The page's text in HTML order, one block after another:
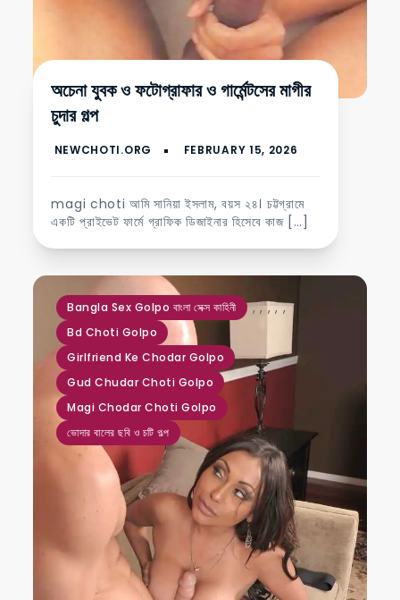
অচেনা যুবক ও ফটোগ্রাফার ও গার্মেন্টসের মাগীর
চুদার গল্প
magi choti আমি সানিয়া ইসলাম, বয়স ২৪। চট্টগ্রামে
একটি প্রাইভেট ফার্মে গ্রাফিক ডিজাইনার হিসেবে কাজ […]
Bangla Sex Golpo বাংলা সেক্স কাহিনী ,
Bd Choti Golpo
,
Girlfriend Ke Chodar Golpo
,
Gud Chudar Choti Golpo
,
Magi Chodar Choti Golpo
,
ভোদার বালের ছবি ও চটি গল্প